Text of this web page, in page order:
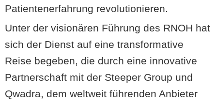
Patientenerfahrung revolutionieren.
Unter der visionären Führung des RNOH hat
sich der Dienst auf eine transformative
Reise begeben, die durch eine innovative
Partnerschaft mit der Steeper Group und
Qwadra, dem weltweit führenden Anbieter